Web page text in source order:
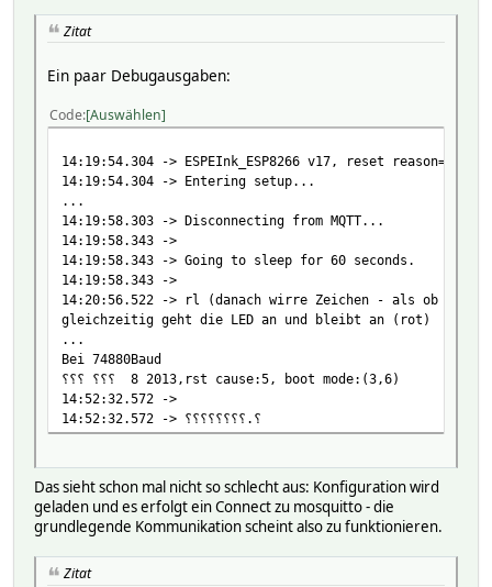
Zitat
Ein paar Debugausgaben:
Code Auswählen
14:19:54.304 -> ESPEInk_ESP8266 v17, reset
14:19:54.304 -> Entering setup...
...
14:19:58.303 -> Disconnecting from MQTT...
14:19:58.343 ->
14:19:58.343 -> Going to sleep for 60 seconds.
14:19:58.343 ->
14:20:56.522 -> rl (danach wirre Zeichen - als ob die
gleichzeitig geht die LED an und bleibt an (rot)
...
Bei 74880Baud
⸮⸮⸮ ⸮⸮⸮ 8 2013,rst cause:5, boot mode:(3,6)
14:52:32.572 ->
14:52:32.572 -> ⸮⸮⸮⸮⸮⸮⸮⸮.⸮
Das sieht schon mal nicht so schlecht aus: Konfiguration wird
geladen und es erfolgt ein Connect zu mosquitto - die
grundlegende Kommunikation scheint also zu funktionieren.
Zitat